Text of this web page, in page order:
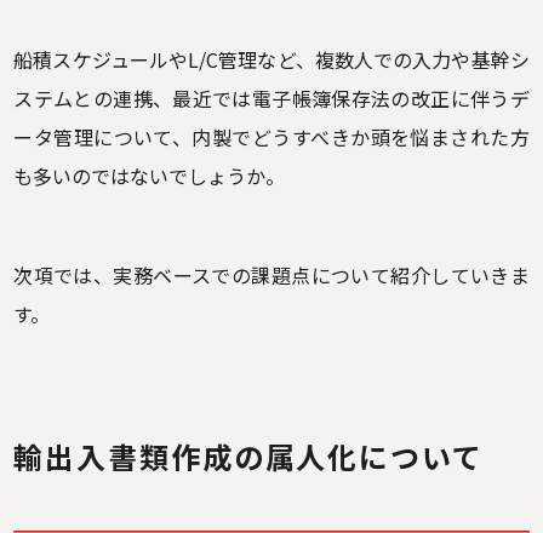
船積スケジュールやL/C管理など、複数人での入力や基幹シ
ステムとの連携、最近では電子帳簿保存法の改正に伴うデ
ータ管理について、内製でどうすべきか頭を悩まされた方
も多いのではないでしょうか。
次項では、実務ベースでの課題点について紹介していきま
す。
輸出入書類作成の属人化について